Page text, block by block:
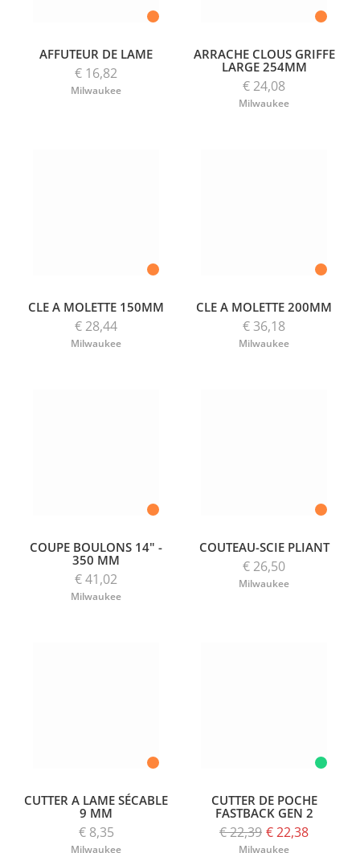
AFFUTEUR DE LAME
€ 16,82
Milwaukee
ARRACHE CLOUS GRIFFE
LARGE 254MM
€ 24,08
Milwaukee
CLE A MOLETTE 150MM
€ 28,44
Milwaukee
CLE A MOLETTE 200MM
€ 36,18
Milwaukee
COUPE BOULONS 14" -
350 MM
€ 41,02
Milwaukee
COUTEAU-SCIE PLIANT
€ 26,50
Milwaukee
CUTTER A LAME SÉCABLE
9 MM
€ 8,35
Milwaukee
CUTTER DE POCHE
FASTBACK GEN 2
€ 22,39 € 22,38
Milwaukee